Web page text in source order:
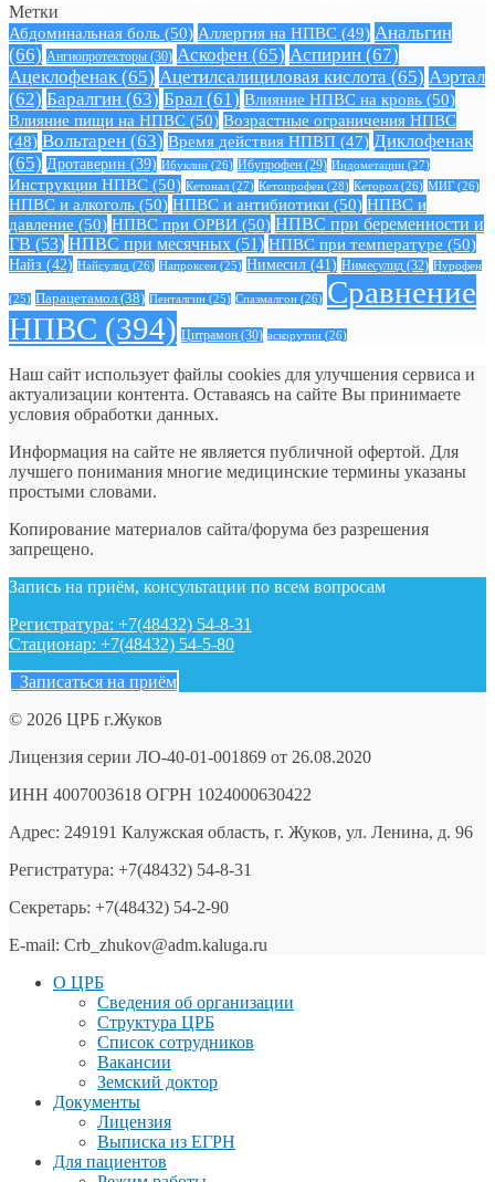
Метки
Абдоминальная боль (50) Аллергия на НПВС (49) Анальгин
(66) Ангиопротекторы (30) Аскофен (65) Аспирин (67)
Ацеклофенак (65) Ацетилсалициловая кислота (65) Аэртал
(62) Баралгин (63) Брал (61) Влияние НПВС на кровь (50)
Влияние пищи на НПВС (50) Возрастные ограничения НПВС
(48) Вольтарен (63) Время действия НПВП (47) Диклофенак
(65) Дротаверин (39) Ибуклин (26) Ибупрофен (29) Индометацин (27)
Инструкции НПВС (50) Кетонал (27) Кетопрофен (28) Кеторол (26) МИГ (26)
НПВС и алкоголь (50) НПВС и антибиотики (50) НПВС и
давление (50) НПВС при ОРВИ (50) НПВС при беременности и
ГВ (53) НПВС при месячных (51) НПВС при температуре (50)
Найз (42) Найсулид (26) Напроксен (25) Нимесил (41) Нимесулид (32) Нурофен
(25) Парацетамол (38) Пенталгин (25) Спазмалгон (26) Сравнение
НПВС (394) Цитрамон (30) аскорутин (26)
Наш сайт использует файлы cookies для улучшения сервиса и
актуализации контента. Оставаясь на сайте Вы принимаете
условия обработки данных.
Информация на сайте не является публичной офертой. Для
лучшего понимания многие медицинские термины указаны
простыми словами.
Копирование материалов сайта/форума без разрешения
запрещено.
Запись на приём, консультации по всем вопросам
Регистратура: +7(48432) 54-8-31
Стационар: +7(48432) 54-5-80
Записаться на приём
© 2026 ЦРБ г.Жуков
Лицензия серии ЛО-40-01-001869 от 26.08.2020
ИНН 4007003618 ОГРН 1024000630422
Адрес: 249191 Калужская область, г. Жуков, ул. Ленина, д. 96
Регистратура: +7(48432) 54-8-31
Секретарь: +7(48432) 54-2-90
E-mail: Crb_zhukov@adm.kaluga.ru
О ЦРБ
Сведения об организации
Структура ЦРБ
Список сотрудников
Вакансии
Земский доктор
Документы
Лицензия
Выписка из ЕГРН
Для пациентов